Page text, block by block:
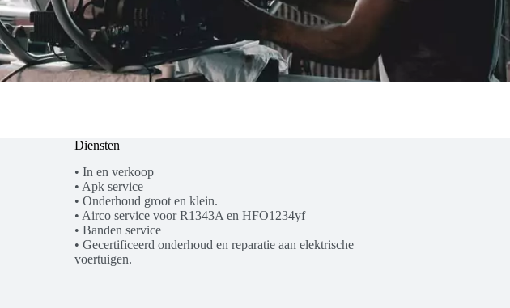
Diensten
• In en verkoop
• Apk service
• Onderhoud groot en klein.
• Airco service voor R1343A en HFO1234yf
• Banden service
• Gecertificeerd onderhoud en reparatie aan elektrische
voertuigen.